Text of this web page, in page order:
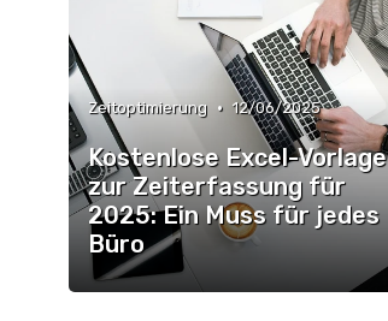
Zeitoptimierung • 12/06/2025
Kostenlose Excel-Vorlage
zur Zeiterfassung für
2025: Ein Muss für jedes
Büro